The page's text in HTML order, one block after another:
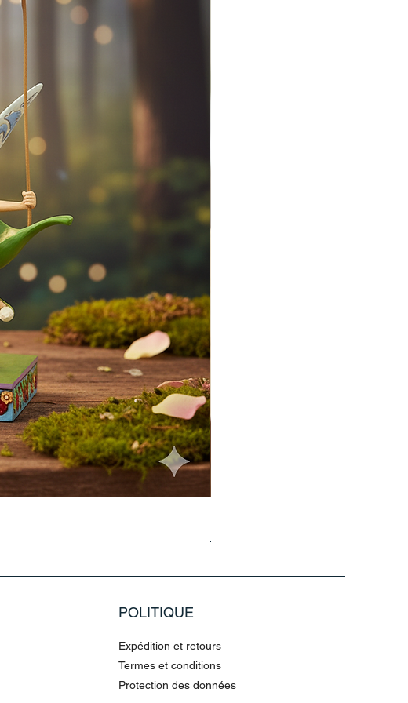
Prix original
10,90 €
POLITIQUE
Expédition et retours
Termes et conditions
Protection des données